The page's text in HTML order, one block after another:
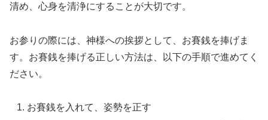
清め、心身を清浄にすることが大切です。
お参りの際には、神様への挨拶として、お賽銭を捧げま
す。お賽銭を捧げる正しい方法は、以下の手順で進めてく
ださい。
お賽銭を入れて、姿勢を正す